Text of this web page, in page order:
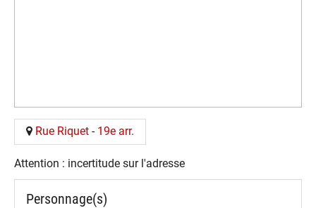
Rue Riquet - 19e arr.
Attention : incertitude sur l'adresse
Personnage(s)